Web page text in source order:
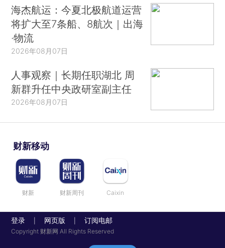
海杰航运：今夏北极航道运营
将扩大至7条船、8航次｜出海
·物流
2026年08月07日
人事观察｜长期任职湖北 周
新群升任中央政研室副主任
2026年08月07日
财新移动
财新 财新周刊 Caixin
登录 网页版 订阅电邮
Copyright 财新网 All Rights Reserved